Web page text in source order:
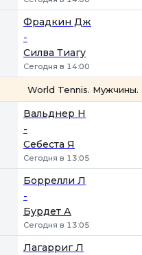
Фрадкин Дж
-
Силва Тиагу
Сегодня в 14:00
World Tennis.
Вальднер Н
-
Себеста Я
Сегодня в 13:05
Боррелли Л
-
Бурдет А
Сегодня в 13:05
Лагарриг Л